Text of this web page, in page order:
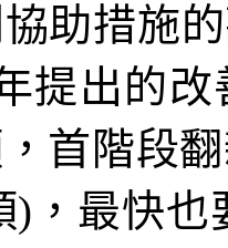
助措施
提出的
首階段
)，最快也